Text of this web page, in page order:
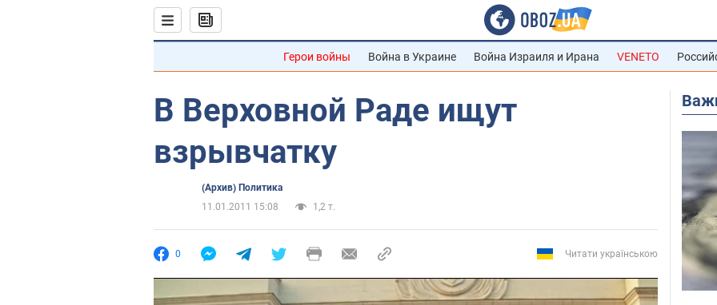
Герои войны Война в Украине Война Израиля и Ирана VENETO
В Верховной Раде ищут
взрывчатку
(Архив) Политика
11.01.2011 15:08
1,2 т.
0 Читати українською